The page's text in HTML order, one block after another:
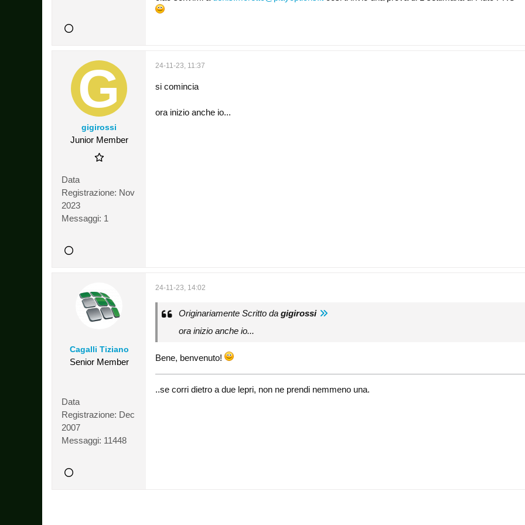
gigirossi
Junior Member
Data
Registrazione: Nov
2023
Messaggi: 1
24-11-23, 11:37
si comincia
ora inizio anche io...
Cagalli Tiziano
Senior Member
Data
Registrazione: Dec
2007
Messaggi: 11448
24-11-23, 14:02
Originariamente Scritto da gigirossi
ora inizio anche io...
Bene, benvenuto!
..se corri dietro a due lepri, non ne prendi nemmeno una.